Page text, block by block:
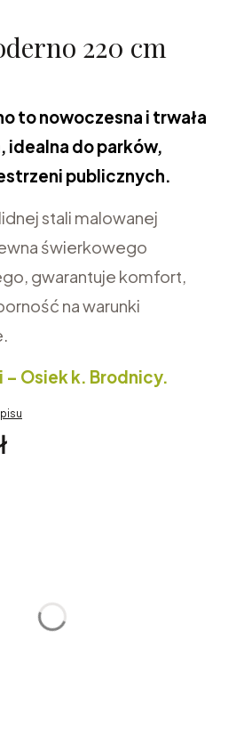
220 cm
to nowoczesna i trwała
idealna do parków,
publicznych.
stali malowanej
świerkowego
gwarantuje komfort,
na warunki
Osiek k. Brodnicy.